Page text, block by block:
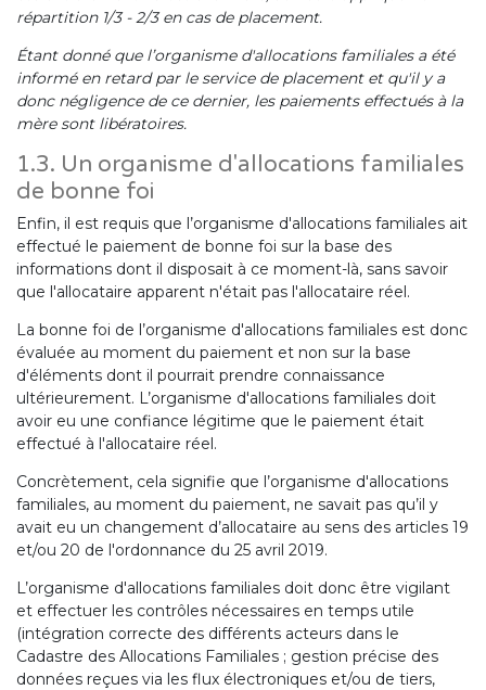
répartition 1/3 - 2/3 en cas de placement.
Étant donné que l’organisme d'allocations familiales a été
informé en retard par le service de placement et qu'il y a
donc négligence de ce dernier, les paiements effectués à la
mère sont libératoires.
1.3. Un organisme d'allocations familiales
de bonne foi
Enfin, il est requis que l’organisme d'allocations familiales ait
effectué le paiement de bonne foi sur la base des
informations dont il disposait à ce moment-là, sans savoir
que l'allocataire apparent n'était pas l'allocataire réel.
La bonne foi de l’organisme d'allocations familiales est donc
évaluée au moment du paiement et non sur la base
d'éléments dont il pourrait prendre connaissance
ultérieurement. L’organisme d'allocations familiales doit
avoir eu une confiance légitime que le paiement était
effectué à l'allocataire réel.
Concrètement, cela signifie que l’organisme d'allocations
familiales, au moment du paiement, ne savait pas qu’il y
avait eu un changement d’allocataire au sens des articles 19
et/ou 20 de l'ordonnance du 25 avril 2019.
L’organisme d'allocations familiales doit donc être vigilant
et effectuer les contrôles nécessaires en temps utile
(intégration correcte des différents acteurs dans le
Cadastre des Allocations Familiales ; gestion précise des
données reçues via les flux électroniques et/ou de tiers,